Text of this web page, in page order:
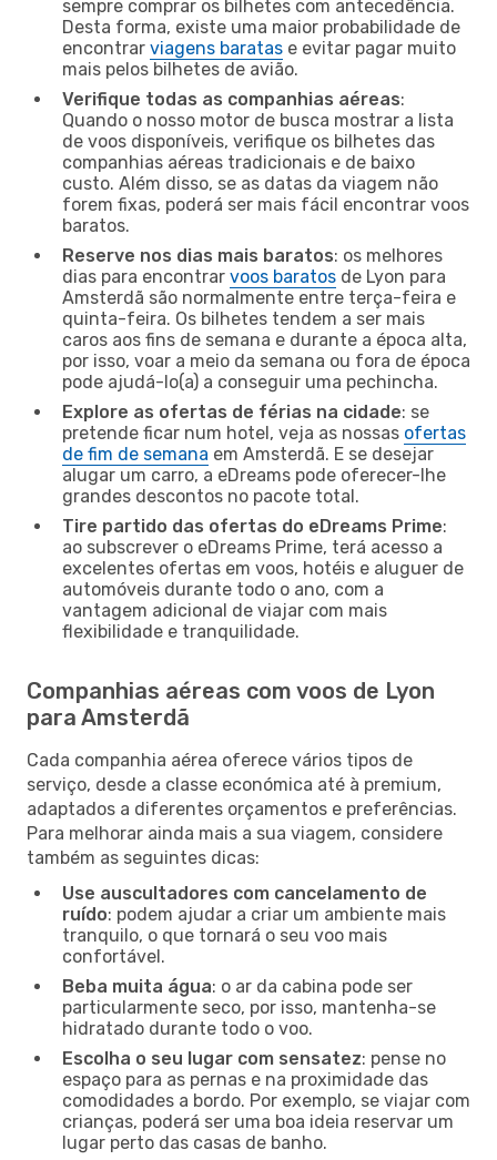
sempre comprar os bilhetes com antecedência.
Desta forma, existe uma maior probabilidade de
encontrar viagens baratas e evitar pagar muito
mais pelos bilhetes de avião.
Verifique todas as companhias aéreas:
Quando o nosso motor de busca mostrar a lista
de voos disponíveis, verifique os bilhetes das
companhias aéreas tradicionais e de baixo
custo. Além disso, se as datas da viagem não
forem fixas, poderá ser mais fácil encontrar voos
baratos.
Reserve nos dias mais baratos: os melhores
dias para encontrar voos baratos de Lyon para
Amsterdã são normalmente entre terça-feira e
quinta-feira. Os bilhetes tendem a ser mais
caros aos fins de semana e durante a época alta,
por isso, voar a meio da semana ou fora de época
pode ajudá-lo(a) a conseguir uma pechincha.
Explore as ofertas de férias na cidade: se
pretende ficar num hotel, veja as nossas ofertas
de fim de semana em Amsterdã. E se desejar
alugar um carro, a eDreams pode oferecer-lhe
grandes descontos no pacote total.
Tire partido das ofertas do eDreams Prime:
ao subscrever o eDreams Prime, terá acesso a
excelentes ofertas em voos, hotéis e aluguer de
automóveis durante todo o ano, com a
vantagem adicional de viajar com mais
flexibilidade e tranquilidade.
Companhias aéreas com voos de Lyon
para Amsterdã
Cada companhia aérea oferece vários tipos de
serviço, desde a classe económica até à premium,
adaptados a diferentes orçamentos e preferências.
Para melhorar ainda mais a sua viagem, considere
também as seguintes dicas:
Use auscultadores com cancelamento de
ruído: podem ajudar a criar um ambiente mais
tranquilo, o que tornará o seu voo mais
confortável.
Beba muita água: o ar da cabina pode ser
particularmente seco, por isso, mantenha-se
hidratado durante todo o voo.
Escolha o seu lugar com sensatez: pense no
espaço para as pernas e na proximidade das
comodidades a bordo. Por exemplo, se viajar com
crianças, poderá ser uma boa ideia reservar um
lugar perto das casas de banho.